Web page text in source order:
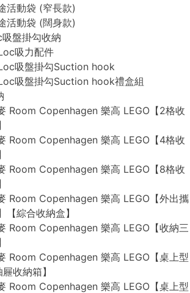
活動袋 (窄長款)
活動袋 (闊身款)
盤掛勾收納
吸力配件
吸盤掛勾Suction hook
吸盤掛勾Suction hook禮盒組
Room Copenhagen 樂高 LEGO【2格收
Room Copenhagen 樂高 LEGO【4格收
Room Copenhagen 樂高 LEGO【8格收
Room Copenhagen 樂高 LEGO【外出攜
【綜合收納盒】
Room Copenhagen 樂高 LEGO【收納三
Room Copenhagen 樂高 LEGO【桌上型
收納箱】
Room Copenhagen 樂高 LEGO【桌上型